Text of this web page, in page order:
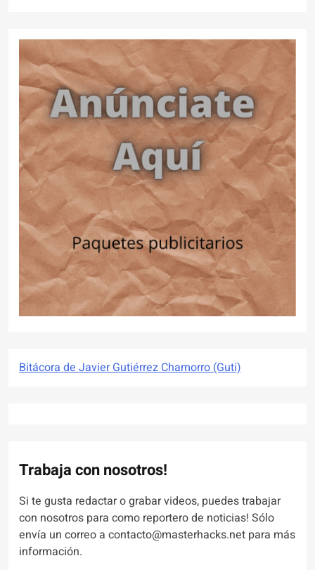
Bitácora de Javier Gutiérrez Chamorro (Guti)
Trabaja con nosotros!
Si te gusta redactar o grabar videos, puedes trabajar
con nosotros para como reportero de noticias! Sólo
envía un correo a contacto@masterhacks.net para más
información.